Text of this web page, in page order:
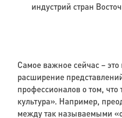
индустрий стран
Самое важное сейчас –
расширение
профессионалов о том, что
культура». Например,
между так называемыми